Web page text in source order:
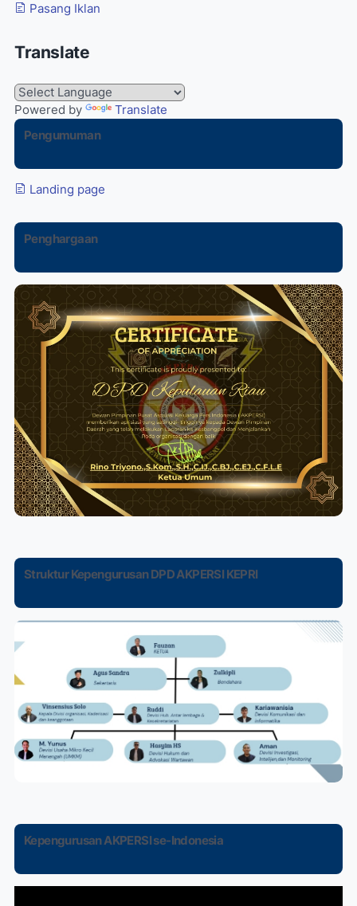
Pasang Iklan
Translate
Powered by
Translate
Pengumuman
Landing page
Penghargaan
Struktur Kepengurusan DPD AKPERSI KEPRI
Kepengurusan AKPERSI se-Indonesia